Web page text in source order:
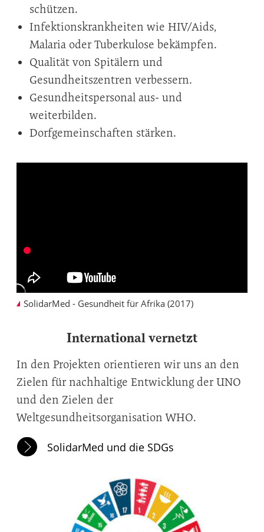
schützen.
Infektionskrankheiten wie HIV/Aids,
Malaria oder Tuberkulose bekämpfen.
Qualität von Spitälern und
Gesundheitszentren verbessern.
Gesundheitspersonal aus- und
weiterbilden.
Dorfgemeinschaften stärken.
SolidarMed - Gesundheit für Afrika (2017)
International vernetzt
In den Projekten orientieren wir uns an den
Zielen für nachhaltige Entwicklung der UNO
und den Zielen der
Weltgesundheitsorganisation WHO.
SolidarMed und die SDGs